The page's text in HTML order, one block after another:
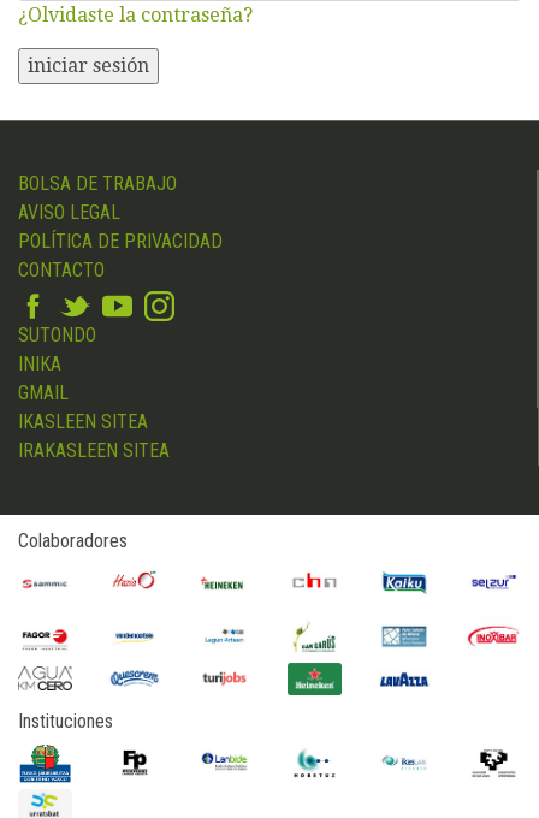
¿Olvidaste la contraseña?
iniciar sesión
BOLSA DE TRABAJO
AVISO LEGAL
POLÍTICA DE PRIVACIDAD
CONTACTO
SUTONDO
INIKA
GMAIL
IKASLEEN SITEA
IRAKASLEEN SITEA
Colaboradores
Instituciones